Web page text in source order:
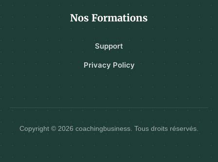
Nos Formations
Support
Privacy Policy
Copyright © 2026 coachingbusiness. Tous droits réservés.